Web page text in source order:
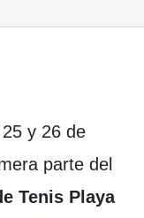
y 26 de
parte del
Tenis Playa